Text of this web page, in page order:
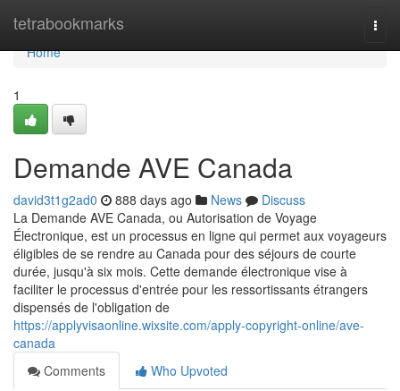
tetrabookmarks
Home
Home
1
Demande AVE Canada
david3t1g2ad0 888 days ago News
Discuss
La Demande AVE Canada, ou Autorisation de Voyage
Électronique, est un processus en ligne qui permet aux voyageurs
éligibles de se rendre au Canada pour des séjours de courte
durée, jusqu'à six mois. Cette demande électronique vise à
faciliter le processus d'entrée pour les ressortissants étrangers
dispensés de l'obligation de
https://applyvisaonline.wixsite.com/apply-copyright-online/ave-
canada
Comments
Who Upvoted